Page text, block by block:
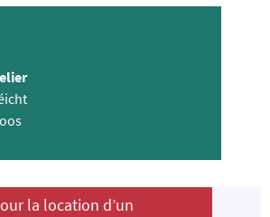
la location d’un